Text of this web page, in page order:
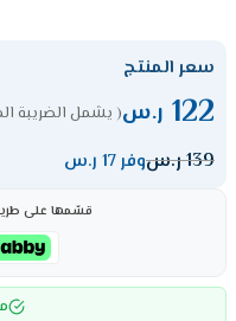
سعر المنتج
122 ر.س( يشمل الضريبة
139ر.سوفر 17 ر.س
قسّمها على